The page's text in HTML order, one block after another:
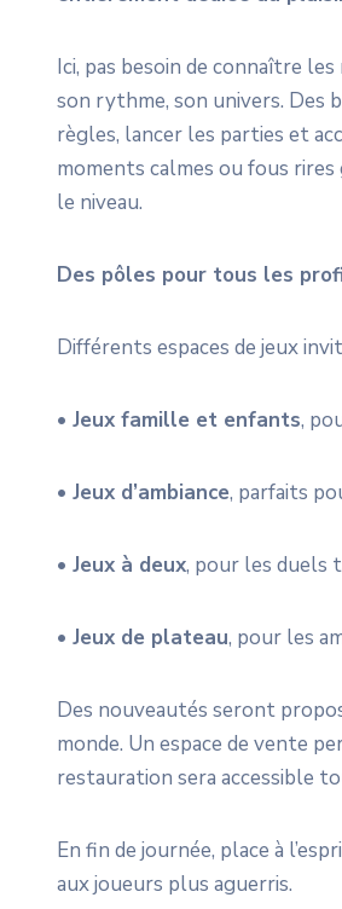
Ici, pas besoin de connaître
son rythme, son univers. Des
règles, lancer les parties et
moments calmes ou fous
le niveau.
Des pôles pour tous les
Différents espaces de jeux
• Jeux famille et enfants,
• Jeux d’ambiance, parfaits
• Jeux à deux, pour les duels
• Jeux de plateau, pour les
Des nouveautés seront
monde. Un espace de vente
restauration sera accessible
En fin de journée, place à
aux joueurs plus aguerris.